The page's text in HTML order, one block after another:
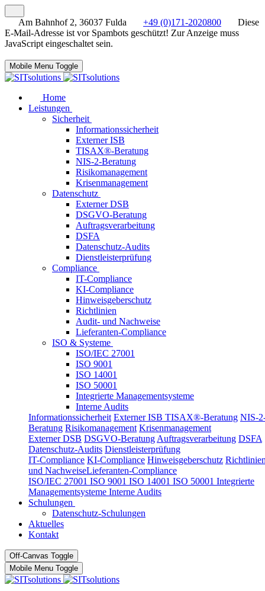
Am Bahnhof 2, 36037 Fulda +49 (0)171-2020800
Diese
E-Mail-Adresse ist vor Spambots geschützt! Zur Anzeige muss
JavaScript eingeschaltet sein.
Mobile Menu Toggle
Home
Leistungen
Sicherheit
Informationssicherheit
Externer ISB
TISAX®-Beratung
NIS-2-Beratung
Risikomanagement
Krisenmanagement
Datenschutz
Externer DSB
DSGVO-Beratung
Auftragsverarbeitung
DSFA
Datenschutz-Audits
Dienstleisterprüfung
Compliance
IT-Compliance
KI-Compliance
Hinweisgeberschutz
Richtlinien
Audit- und Nachweise
Lieferanten-Compliance
ISO & Systeme
ISO/IEC 27001
ISO 9001
ISO 14001
ISO 50001
Integrierte Managementsysteme
Interne Audits
Informationssicherheit Externer ISB TISAX®-Beratung NIS-
Beratung Risikomanagement Krisenmanagement
Externer DSB DSGVO-Beratung Auftragsverarbeitung DSFA
Datenschutz-Audits Dienstleisterprüfung
IT-Compliance KI-Compliance Hinweisgeberschutz
und NachweiseLieferanten-Compliance
ISO/IEC 27001 ISO 9001 ISO 14001 ISO 50001 Integrierte
Managementsysteme Interne Audits
Schulungen
Datenschutz-Schulungen
Aktuelles
Kontakt
Off-Canvas Toggle
Mobile Menu Toggle